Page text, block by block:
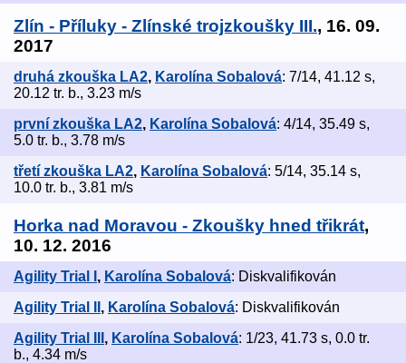
Zlín - Příluky - Zlínské trojzkoušky III., 16. 09.
2017
druhá zkouška LA2, Karolína Sobalová: 7/14, 41.12 s,
20.12 tr. b., 3.23 m/s
první zkouška LA2, Karolína Sobalová: 4/14, 35.49 s,
5.0 tr. b., 3.78 m/s
třetí zkouška LA2, Karolína Sobalová: 5/14, 35.14 s,
10.0 tr. b., 3.81 m/s
Horka nad Moravou - Zkoušky hned třikrát,
10. 12. 2016
Agility Trial I , Karolína Sobalová: Diskvalifikován
Agility Trial II , Karolína Sobalová: Diskvalifikován
Agility Trial III , Karolína Sobalová: 1/23, 41.73 s, 0.0 tr.
b., 4.34 m/s